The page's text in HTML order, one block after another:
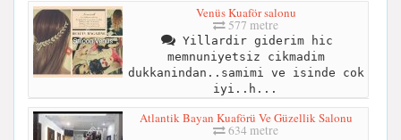
Venüs Kuaför salonu
577 metre
Yillardir giderim hic
memnuniyetsiz cikmadim
dukkanindan..samimi ve isinde cok
iyi..h...
Atlantik Bayan Kuaförü Ve Güzellik Salonu
634 metre